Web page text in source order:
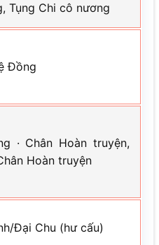
Tụng Chi cô nương
Đồng
· Chân Hoàn truyện,
Hoàn truyện
Đại Chu (hư cấu)